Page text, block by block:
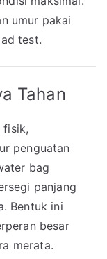
umur pakai
test.
Tahan
fisik,
penguatan
bag
panjang
Bentuk ini
besar
merata.